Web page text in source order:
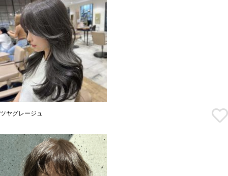
ツヤグレージュ